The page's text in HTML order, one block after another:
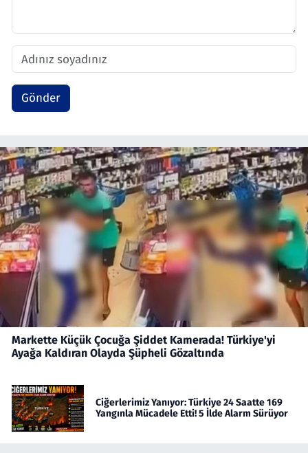
Gönder
Markette Küçük Çocuğa Şiddet Kamerada! Türkiye'yi
Ayağa Kaldıran Olayda Şüpheli Gözaltında
Ciğerlerimiz Yanıyor: Türkiye 24 Saatte 169
Yangınla Mücadele Etti! 5 İlde Alarm Sürüyor